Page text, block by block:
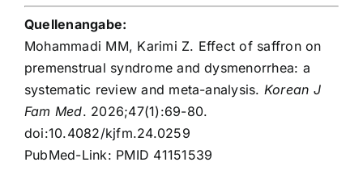
Quellenangabe:
Mohammadi MM, Karimi Z. Effect of saffron on
premenstrual syndrome and dysmenorrhea: a
systematic review and meta-analysis. Korean J
Fam Med. 2026;47(1):69-80.
doi:10.4082/kjfm.24.0259
PubMed-Link: PMID 41151539